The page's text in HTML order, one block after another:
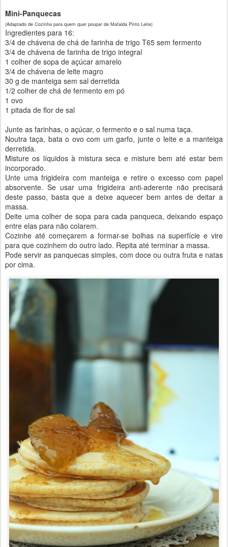
Mini-Panquecas
(Adaptado de Cozinha para quem quer poupar de Mafalda Pinto Leite)
Ingredientes para 16:
3/4 de chávena de chá de farinha de trigo T65 sem fermento
3/4 de chávena de farinha de trigo integral
1 colher de sopa de açúcar amarelo
3/4 de chávena de leite magro
30 g de manteiga sem sal derretida
1/2 colher de chá de fermento em pó
1 ovo
1 pitada de flor de sal
Junte as farinhas, o açúcar, o fermento e o sal numa taça.
Noutra taça, bata o ovo com um garfo, junte o leite e a manteiga
derretida.
Misture os líquidos à mistura seca e misture bem até estar bem
incorporado.
Unte uma frigideira com manteiga e retire o excesso com papel
absorvente. Se usar uma frigideira anti-aderente não precisará
deste passo, basta que a deixe aquecer bem antes de deitar a
massa.
Deite uma colher de sopa para cada panqueca, deixando espaço
entre elas para não colarem.
Cozinhe até começarem a formar-se bolhas na superfície e vire
para que cozinhem do outro lado. Repita até terminar a massa.
Pode servir as panquecas simples, com doce ou outra fruta e natas
por cima.